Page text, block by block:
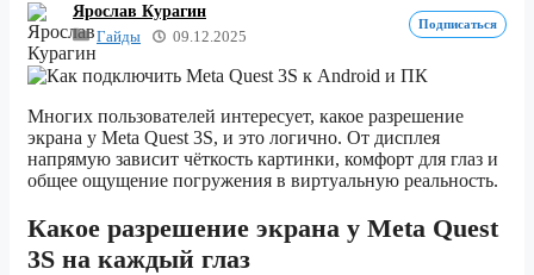
Ярослав Курагин
Гайды
09.12.2025
Подписаться
Многих пользователей интересует, какое разрешение
экрана у Meta Quest 3S, и это логично. От дисплея
напрямую зависит чёткость картинки, комфорт для глаз и
общее ощущение погружения в виртуальную реальность.
Какое разрешение экрана у Meta Quest
3S на каждый глаз